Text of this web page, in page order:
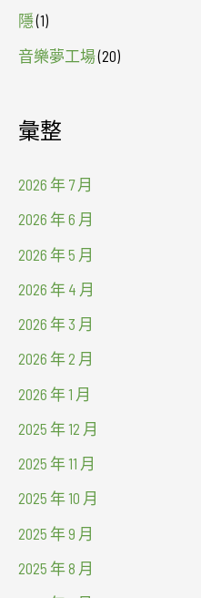
隱(1)
音樂夢工場(20)
彙整
2026 年 7 月
2026 年 6 月
2026 年 5 月
2026 年 4 月
2026 年 3 月
2026 年 2 月
2026 年 1 月
2025 年 12 月
2025 年 11 月
2025 年 10 月
2025 年 9 月
2025 年 8 月